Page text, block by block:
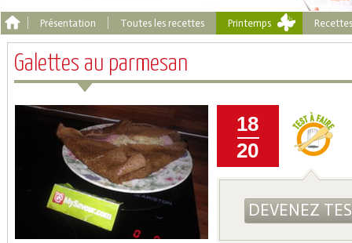
Présentation Toutes les recettes Printemps
Galettes au parmesan
18
20
DEVENEZ